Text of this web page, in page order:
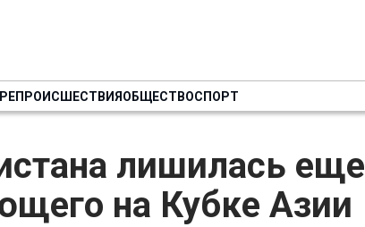
ПРОИСШЕСТВИЯОБЩЕСТВОСПОРТ
лишилась еще
на Кубке Азии